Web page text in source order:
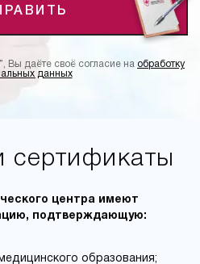
Вы даёте своё согласие на обработку
данных
сертификаты
центра имеют
подтверждающую:
образования;